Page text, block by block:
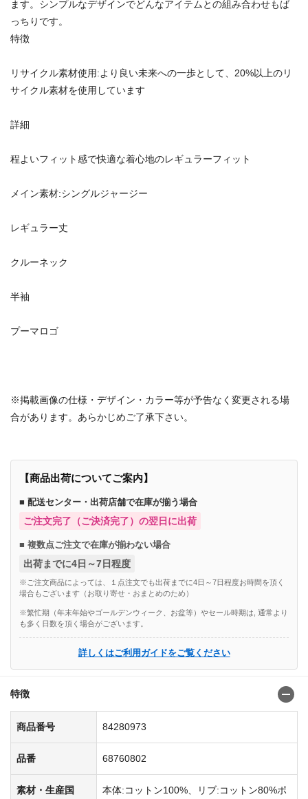
ます。シンプルなデザインでどんなアイテムとの組み合わせもば
っちりです。
特徴
リサイクル素材使用:より良い未来への一歩として、20%以上のリ
サイクル素材を使用しています
詳細
程よいフィット感で快適な着心地のレギュラーフィット
メイン素材:シングルジャージー
レギュラー丈
クルーネック
半袖
プーマロゴ
※掲載画像の仕様・デザイン・カラー等が予告なく変更される場
合があります。あらかじめご了承下さい。
【商品出荷についてご案内】
■ 配送センター・出荷店舗で在庫が揃う場合
ご注文完了（ご決済完了）の翌日に出荷
■ 複数点ご注文で在庫が揃わない場合
出荷までに4日～7日程度
※ご注文商品によっては、１点注文でも出荷までに4日～7日程度お時間を頂く
場合もございます（お取り寄せ・おまとめのため）
※繁忙期（年末年始やゴールデンウィーク、お盆等）やセール時期は, 通常より
も多く日数を頂く場合がございます。
詳しくはご利用ガイドをご覧ください
特徴
商品番号 84280973
品番 68760802
素材・生産国
本体:コットン100%、リブ:コットン80%ポ